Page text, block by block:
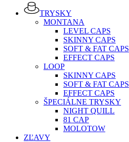
TRYSKY
MONTANA
LEVEL CAPS
SKINNY CAPS
SOFT & FAT CAPS
EFFECT CAPS
LOOP
SKINNY CAPS
SOFT & FAT CAPS
EFFECT CAPS
ŠPECIÁLNE TRYSKY
NIGHT QUILL
81 CAP
MOLOTOW
ZĽAVY